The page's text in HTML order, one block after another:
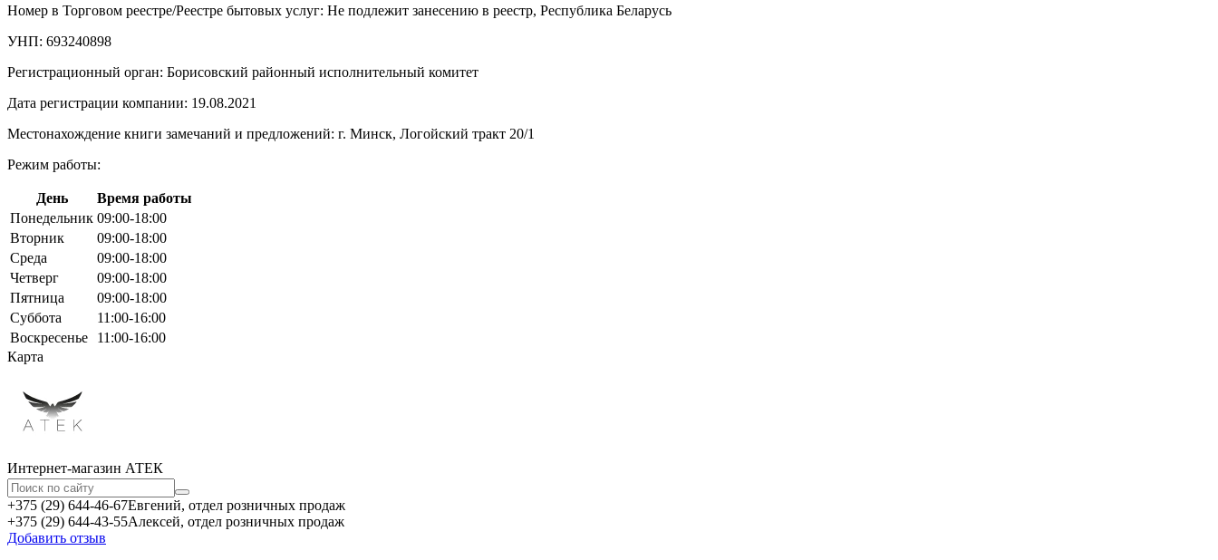
Номер в Торговом реестре/Реестре бытовых услуг: Не подлежит занесению в реестр, Республика Беларусь
УНП: 693240898
Регистрационный орган: Борисовский районный исполнительный комитет
Дата регистрации компании: 19.08.2021
Местонахождение книги замечаний и предложений: г. Минск, Логойский тракт 20/1
Режим работы:
День
Время работы
Понедельник 09:00-18:00
Вторник
09:00-18:00
Среда
09:00-18:00
Четверг
09:00-18:00
Пятница
09:00-18:00
Суббота
11:00-16:00
Воскресенье
11:00-16:00
Карта
Интернет-магазин АТЕКㅤ
+375 (29) 644-46-67Евгений, отдел розничных продаж
+375 (29) 644-43-55Алексей, отдел розничных продаж
Добавить отзыв